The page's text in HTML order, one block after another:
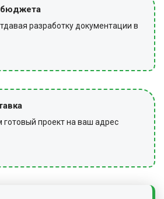
бюджета
разработку документации в
готовый проект на ваш адрес